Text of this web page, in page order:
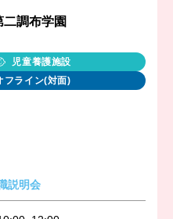
調布学園
児童養護施設
フライン(対面)
説明会